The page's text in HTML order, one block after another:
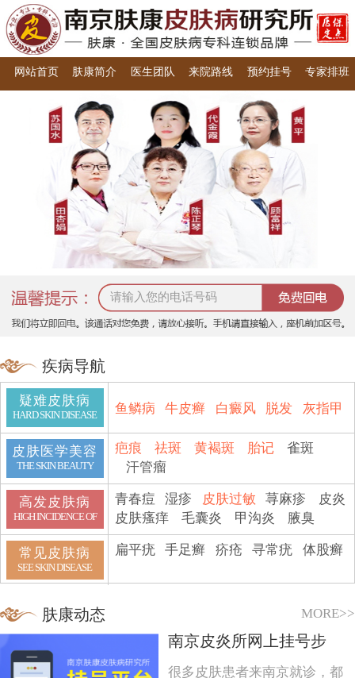
网站首页 肤康简介 医生团队 来院路线 预约挂号 专家排班
疾病导航
疑难皮肤病
HARD SKIN DISEASE 鱼鳞病 牛皮癣 白癜风 脱发 灰指甲
皮肤医学美容
THE SKIN BEAUTY
疤痕 祛斑 黄褐斑 胎记
雀斑
汗管瘤
高发皮肤病
HIGH INCIDENCE OF
青春痘 湿疹 皮肤过敏 荨麻疹
皮炎
皮肤瘙痒
毛囊炎 甲沟炎 腋臭
常见皮肤病
SEE SKIN DISEASE
扁平疣 手足癣 疥疮 寻常疣 体股癣
肤康动态 MORE>>
南京皮炎所网上挂号步
很多皮肤患者来南京就诊，都